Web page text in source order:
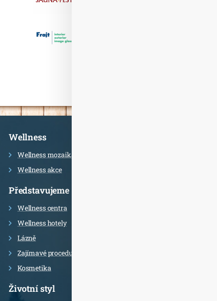
Informace
Wellness
Wellness mozaika
Wellness akce
Představujeme
Wellness centra
Wellness hotely
Lázně
Zajímavé procedury
Kosmetika
Životní styl